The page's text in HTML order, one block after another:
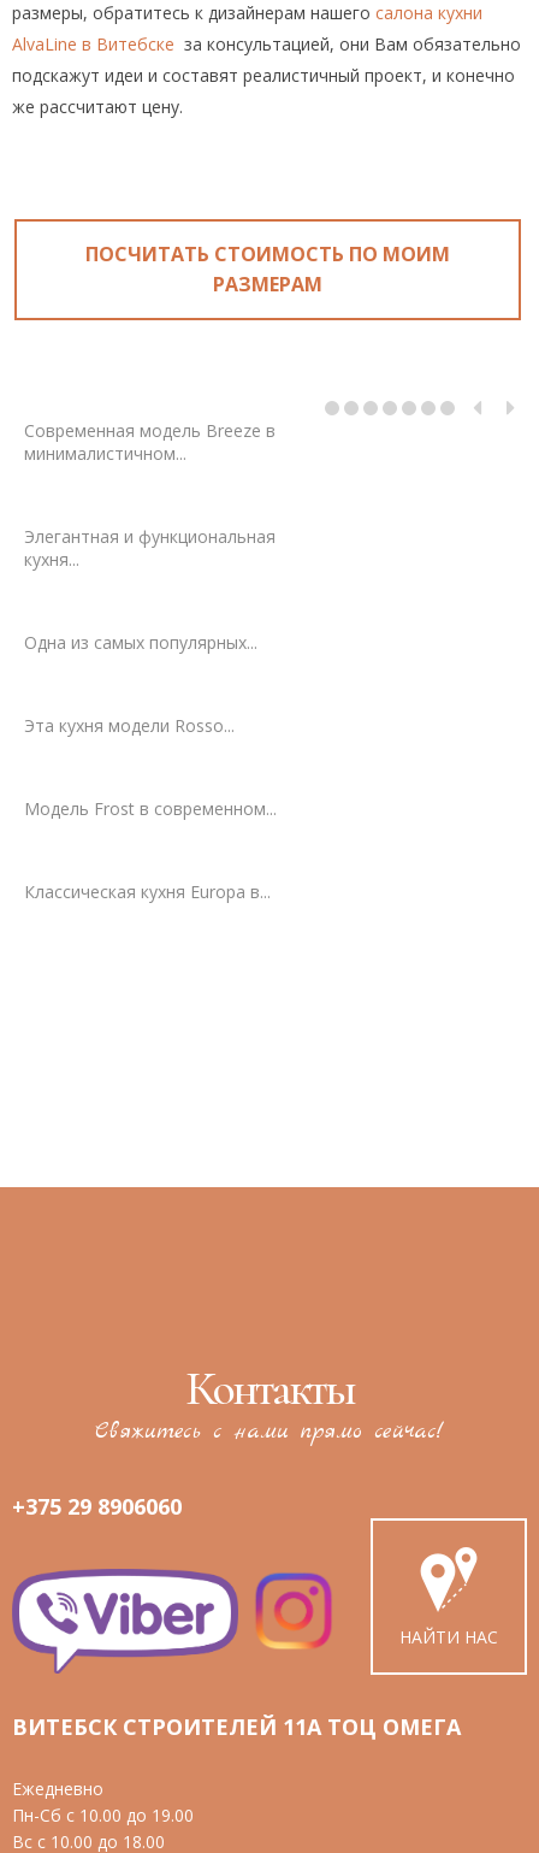
размеры, обратитесь к дизайнерам нашего салона кухни
AlvaLine в Витебске за консультацией, они Вам обязательно
подскажут идеи и составят реалистичный проект, и конечно
же рассчитают цену.
ПОСЧИТАТЬ СТОИМОСТЬ ПО МОИМ
РАЗМЕРАМ
Современная модель Breeze в
минималистичном...
Элегантная и функциональная
кухня...
Одна из самых популярных...
Эта кухня модели Rosso...
Модель Frost в современном...
Классическая кухня Europa в...
Контакты
Свяжитесь с нами прямо сейчас!
+375 29 8906060
ВИТЕБСК СТРОИТЕЛЕЙ 11А ТОЦ ОМЕГА
Ежедневно
Пн-Сб с 10.00 до 19.00
Вс с 10.00 до 18.00
НАЙТИ НАС